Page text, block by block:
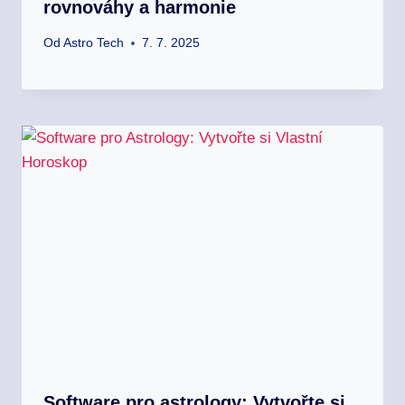
rovnováhy a harmonie
Od Astro Tech 7. 7. 2025